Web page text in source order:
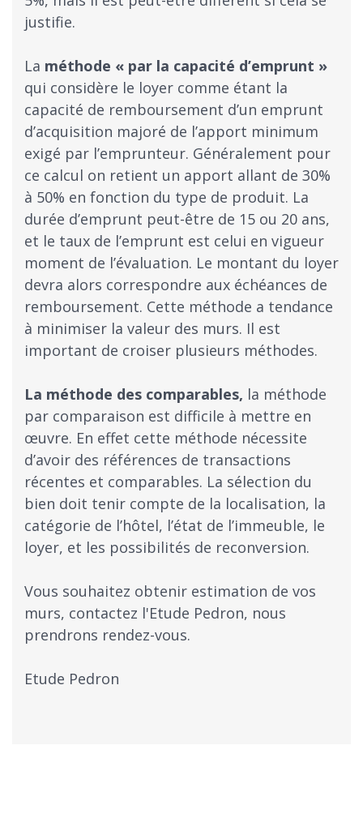
justifie.
La méthode « par la capacité d’emprunt »
qui considère le loyer comme étant la
capacité de remboursement d’un emprunt
d’acquisition majoré de l’apport minimum
exigé par l’emprunteur. Généralement pour
ce calcul on retient un apport allant de 30%
à 50% en fonction du type de produit. La
durée d’emprunt peut-être de 15 ou 20 ans,
et le taux de l’emprunt est celui en vigueur
moment de l’évaluation. Le montant du loyer
devra alors correspondre aux échéances de
remboursement. Cette méthode a tendance
à minimiser la valeur des murs. Il est
important de croiser plusieurs méthodes.
La méthode des comparables, la méthode
par comparaison est difficile à mettre en
œuvre. En effet cette méthode nécessite
d’avoir des références de transactions
récentes et comparables. La sélection du
bien doit tenir compte de la localisation, la
catégorie de l’hôtel, l’état de l’immeuble, le
loyer, et les possibilités de reconversion.
Vous souhaitez obtenir estimation de vos
murs, contactez l'Etude Pedron, nous
prendrons rendez-vous.
Etude Pedron